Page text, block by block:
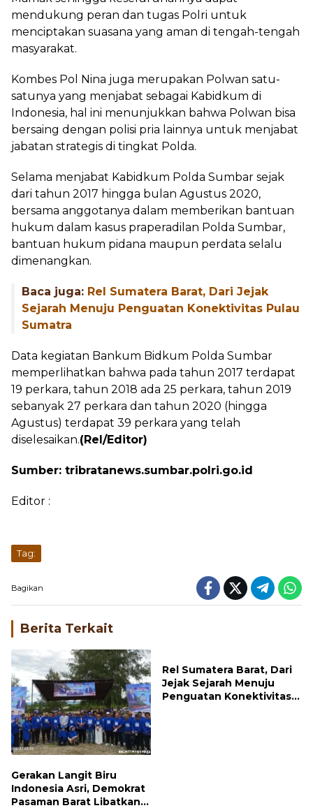
mendukung peran dan tugas Polri untuk
menciptakan suasana yang aman di tengah-tengah
masyarakat.
Kombes Pol Nina juga merupakan Polwan satu-
satunya yang menjabat sebagai Kabidkum di
Indonesia, hal ini menunjukkan bahwa Polwan bisa
bersaing dengan polisi pria lainnya untuk menjabat
jabatan strategis di tingkat Polda.
Selama menjabat Kabidkum Polda Sumbar sejak
dari tahun 2017 hingga bulan Agustus 2020,
bersama anggotanya dalam memberikan bantuan
hukum dalam kasus praperadilan Polda Sumbar,
bantuan hukum pidana maupun perdata selalu
dimenangkan.
Baca juga: Rel Sumatera Barat, Dari Jejak
Sejarah Menuju Penguatan Konektivitas Pulau
Sumatra
Data kegiatan Bankum Bidkum Polda Sumbar
memperlihatkan bahwa pada tahun 2017 terdapat
19 perkara, tahun 2018 ada 25 perkara, tahun 2019
sebanyak 27 perkara dan tahun 2020 (hingga
Agustus) terdapat 39 perkara yang telah
diselesaikan.(Rel/Editor)
Sumber: tribratanews.sumbar.polri.go.id
Editor :
Tag:
Bagikan
Berita Terkait
Gerakan Langit Biru
Indonesia Asri, Demokrat
Pasaman Barat Libatkan
Rel Sumatera Barat, Dari
Jejak Sejarah Menuju
Penguatan Konektivitas